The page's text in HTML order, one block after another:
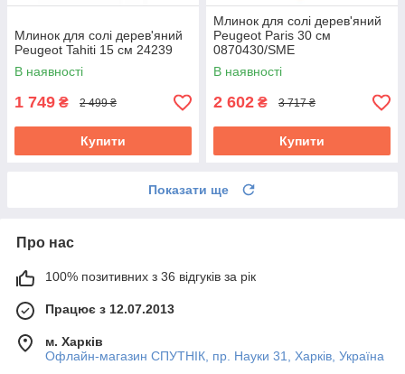
Млинок для солі дерев'яний
Peugeot Tahiti 15 см 24239
В наявності
1 749 ₴ 2 499 ₴
Купити
Млинок для солі дерев'яний
Peugeot Paris 30 см
0870430/SME
В наявності
2 602 ₴ 3 717 ₴
Купити
Показати ще
Про нас
100% позитивних з 36 відгуків за рік
Працює з 12.07.2013
м. Харків
Офлайн-магазин СПУТНІК, пр. Науки 31, Харків, Україна